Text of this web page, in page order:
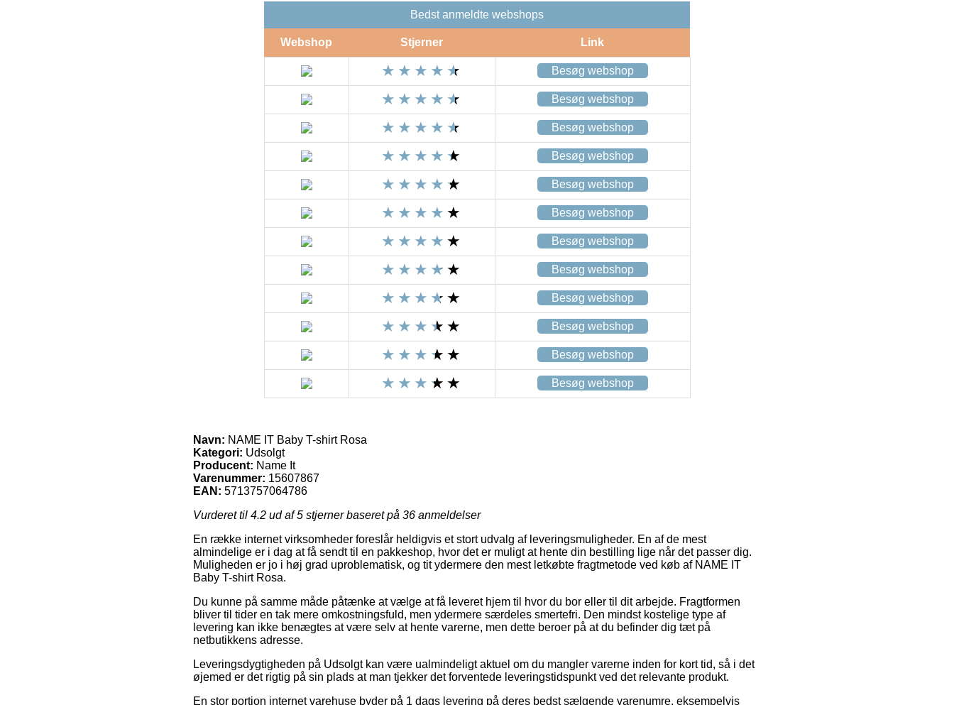
Bedst anmeldte webshops
Webshop Stjerner Link
Besøg webshop
Besøg webshop
Besøg webshop
Besøg webshop
Besøg webshop
Besøg webshop
Besøg webshop
Besøg webshop
Besøg webshop
Besøg webshop
Besøg webshop
Besøg webshop
Navn: NAME IT Baby T-shirt Rosa
Kategori: Udsolgt
Producent: Name It
Varenummer: 15607867
EAN: 5713757064786
Vurderet til 4.2 ud af 5 stjerner baseret på 36 anmeldelser
En række internet virksomheder foreslår heldigvis et stort udvalg af leveringsmuligheder. En af de mest
almindelige er i dag at få sendt til en pakkeshop, hvor det er muligt at hente din bestilling lige når det passer dig.
Muligheden er jo i høj grad uproblematisk, og tit ydermere den mest letkøbte fragtmetode ved køb af NAME IT
Baby T-shirt Rosa.
Du kunne på samme måde påtænke at vælge at få leveret hjem til hvor du bor eller til dit arbejde. Fragtformen
bliver til tider en tak mere omkostningsfuld, men ydermere særdeles smertefri. Den mindst kostelige type af
levering kan ikke benægtes at være selv at hente varerne, men dette beroer på at du befinder dig tæt på
netbutikkens adresse.
Leveringsdygtigheden på Udsolgt kan være ualmindeligt aktuel om du mangler varerne inden for kort tid, så i det
øjemed er det rigtig på sin plads at man tjekker det forventede leveringstidspunkt ved det relevante produkt.
En stor portion internet varehuse byder på 1 dags levering på deres bedst sælgende varenumre, eksempelvis